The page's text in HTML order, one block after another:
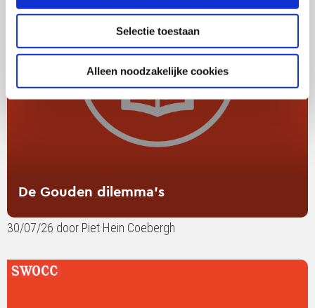
Selectie toestaan
Alleen noodzakelijke cookies
De Gouden dilemma’s
30/07/26 door Piet Hein Coebergh
dilemma’s
Lees